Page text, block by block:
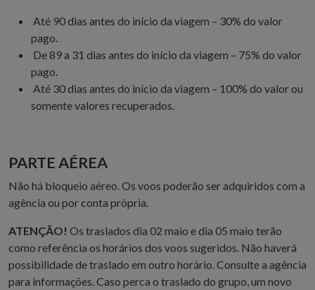
Até 90 dias antes do início da viagem – 30% do valor
pago.
De 89 a 31 dias antes do início da viagem – 75% do valor
pago.
Até 30 dias antes do início da viagem – 100% do valor ou
somente valores recuperados.
PARTE AÉREA
Não há bloqueio aéreo. Os voos poderão ser adquiridos com a
agência ou por conta própria.
ATENÇÃO! Os traslados dia 02 maio e dia 05 maio terão
como referência os horários dos voos sugeridos. Não haverá
possibilidade de traslado em outro horário. Consulte a agência
para informações. Caso perca o traslado do grupo, um novo